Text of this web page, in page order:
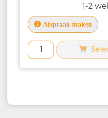
1-2
Afspraak maken